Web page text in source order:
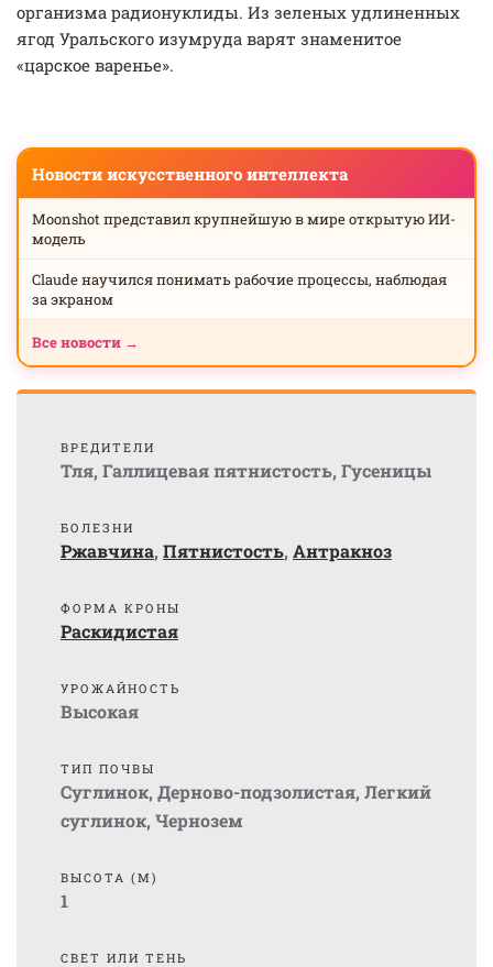
организма радионуклиды. Из зеленых удлиненных
ягод Уральского изумруда варят знаменитое
«царское варенье».
Новости искусственного интеллекта
Moonshot представил крупнейшую в мире открытую ИИ-
модель
Claude научился понимать рабочие процессы, наблюдая
за экраном
Все новости →
ВРЕДИТЕЛИ
Тля, Галлицевая пятнистость, Гусеницы
БОЛЕЗНИ
Ржавчина, Пятнистость, Антракноз
ФОРМА КРОНЫ
Раскидистая
УРОЖАЙНОСТЬ
Высокая
ТИП ПОЧВЫ
Суглинок, Дерново-подзолистая, Легкий
суглинок, Чернозем
ВЫСОТА (М)
1
СВЕТ ИЛИ ТЕНЬ